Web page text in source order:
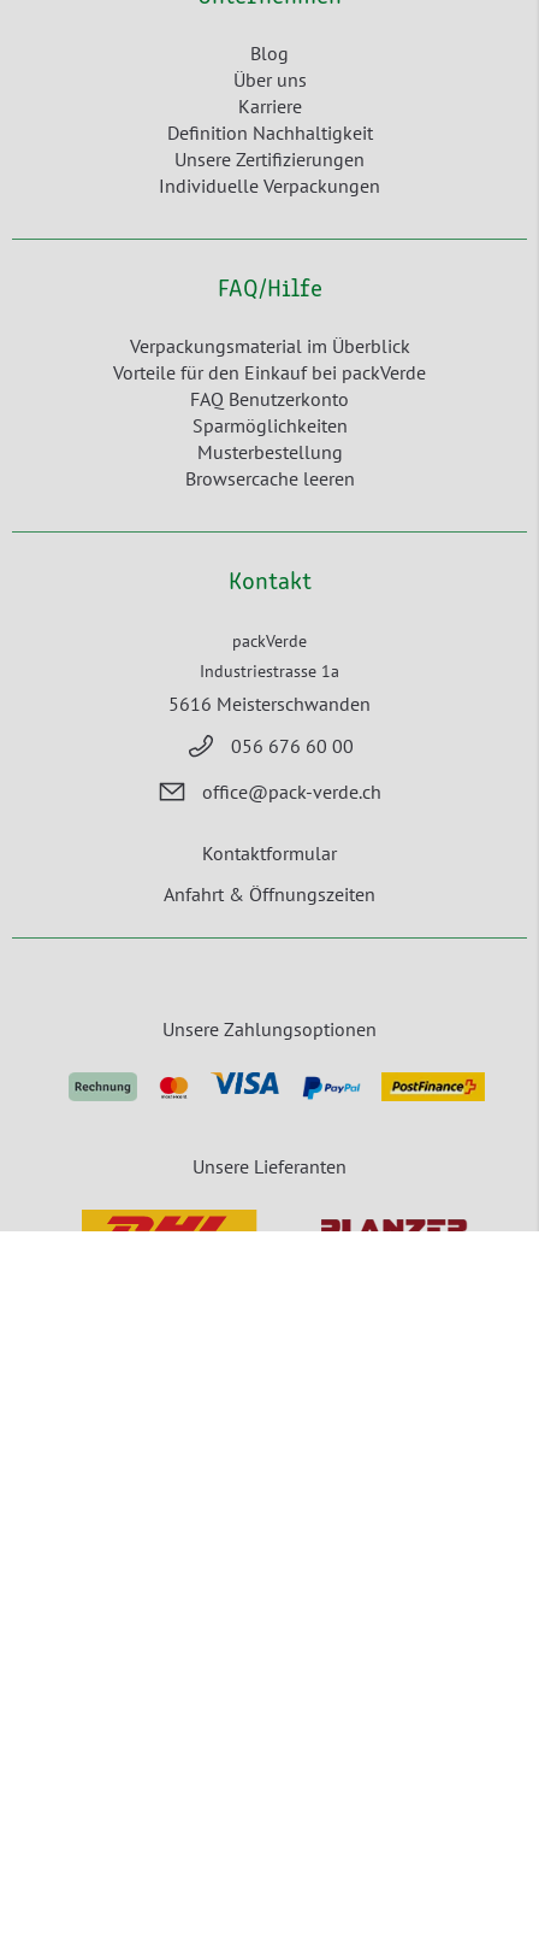
Blog
Über uns
Karriere
Definition Nachhaltigkeit
Unsere Zertifizierungen
Individuelle Verpackungen
FAQ/Hilfe
Verpackungsmaterial im Überblick
Vorteile für den Einkauf bei packVerde
FAQ Benutzerkonto
Sparmöglichkeiten
Musterbestellung
Browsercache leeren
Kontakt
packVerde
Industriestrasse 1a
5616 Meisterschwanden
056 676 60 00
office@pack-verde.ch
Kontaktformular
Anfahrt & Öffnungszeiten
Unsere Zahlungsoptionen
Unsere Lieferanten